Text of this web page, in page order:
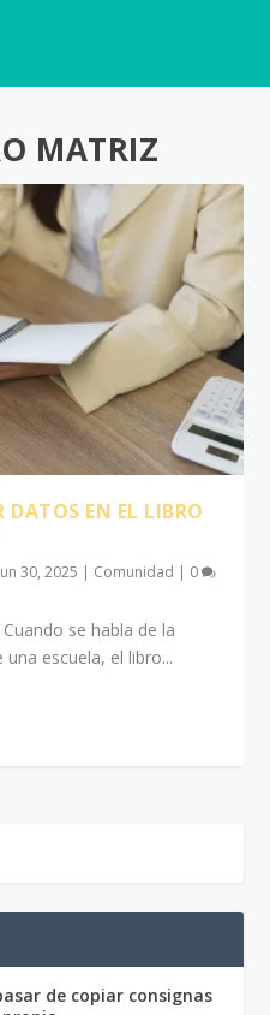
MATRIZ
DATOS EN EL LIBRO
30, 2025 | Comunidad | 0
se habla de la
escuela, el libro...
de copiar consignas